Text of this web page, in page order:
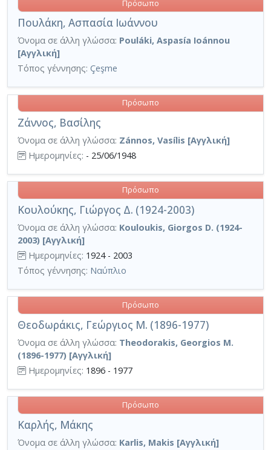
Πουλάκη, Ασπασία Ιωάννου
Πρόσωπο
Όνομα σε άλλη γλώσσα: Pouláki, Aspasía Ioánnou
[Αγγλική]
Τόπος γέννησης: Çeşme
Ζάννος, Βασίλης
Πρόσωπο
Όνομα σε άλλη γλώσσα: Zánnos, Vasílis [Αγγλική]
Ημερομηνίες: - 25/06/1948
Κουλούκης, Γιώργος Δ. (1924-2003)
Πρόσωπο
Όνομα σε άλλη γλώσσα: Kouloukis, Giorgos D. (1924-
2003) [Αγγλική]
Ημερομηνίες: 1924 - 2003
Τόπος γέννησης: Ναύπλιο
Θεοδωράκις, Γεώργιος Μ. (1896-1977)
Πρόσωπο
Όνομα σε άλλη γλώσσα: Theodorakis, Georgios M.
(1896-1977) [Αγγλική]
Ημερομηνίες: 1896 - 1977
Καρλής, Μάκης
Πρόσωπο
Όνομα σε άλλη γλώσσα: Karlis, Makis [Αγγλική]